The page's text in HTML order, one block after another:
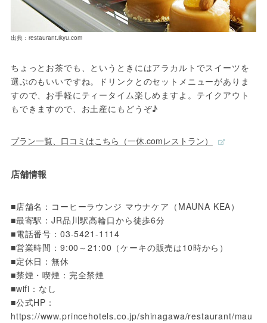
出典：restaurant.ikyu.com
ちょっとお茶でも、というときにはアラカルトでスイーツを
選ぶのもいいですね。ドリンクとのセットメニューがありま
すので、お手軽にティータイム楽しめますよ。テイクアウト
もできますので、お土産にもどうぞ♪
プラン一覧、口コミはこちら（一休.comレストラン）
店舗情報
■店舗名：コーヒーラウンジ マウナケア（MAUNA KEA）
■最寄駅：JR品川駅高輪口から徒歩6分
■電話番号：03-5421-1114
■営業時間：9:00～21:00（ケーキの販売は10時から）
■定休日：無休
■禁煙・喫煙：完全禁煙
■wifi：なし
■公式HP：
https://www.princehotels.co.jp/shinagawa/restaurant/mau